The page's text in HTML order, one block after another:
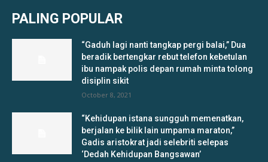
PALING POPULAR
“Gaduh lagi nanti tangkap pergi balai,” Dua
beradik bertengkar rebut telefon kebetulan
ibu nampak polis depan rumah minta tolong
disiplin sikit
October 8, 2021
“Kehidupan istana sungguh memenatkan,
berjalan ke bilik lain umpama maraton,”
Gadis aristokrat jadi selebriti selepas
‘Dedah Kehidupan Bangsawan’